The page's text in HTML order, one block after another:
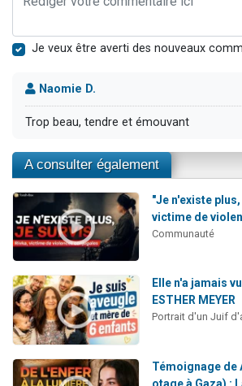
Je veux être averti des nouveaux
Naomie D.
Trop beau, tendre et émouvant
A consulter également
"Je n'existe
victime de
Communauté
Elle n'a jamais
ESTHER MEYER
Portrait d'un Juif
Témoignage de